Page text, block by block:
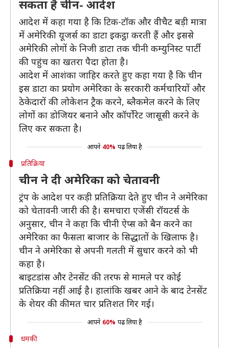
सकता है चीन- आदेश
आदेश में कहा गया है कि टिक-टॉक और वीचैट बड़ी मात्रा
में अमेरिकी यूजर्स का डाटा इकट्ठा करती हैं और इससे
अमेरिकी लोगों के निजी डाटा तक चीनी कम्युनिस्ट पार्टी
की पहुंच का खतरा पैदा होता है।
आदेश में आशंका जाहिर करते हुए कहा गया है कि चीन
इस डाटा का प्रयोग अमेरिका के सरकारी कर्मचारियों और
ठेकेदारों की लोकेशन ट्रैक करने, ब्लैकमेल करने के लिए
लोगों का डोजियर बनाने और कॉर्पोरेट जासूसी करने के
लिए कर सकता है।
आपने 40% पढ़ लिया है
प्रतिक्रिया
चीन ने दी अमेरिका को चेतावनी
ट्रंप के आदेश पर कड़ी प्रतिक्रिया देते हुए चीन ने अमेरिका
को चेतावनी जारी की है। समचारा एजेंसी रॉयटर्स के
अनुसार, चीन ने कहा कि चीनी ऐप्स को बैन करने का
अमेरिका का फैसला बाजार के सिद्धातों के खिलाफ है।
चीन ने अमेरिका से अपनी गलती में सुधार करने को भी
कहा है।
बाइटडांस और टेनसेंट की तरफ से मामले पर कोई
प्रतिक्रिया नहीं आई है। हालांकि खबर आने के बाद टेनसेंट
के शेयर की कीमत चार प्रतिशत गिर गई।
आपने 60% पढ़ लिया है
धमकी